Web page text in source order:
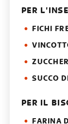
PER
FICHI
SUCCO
PER IL
FARINA